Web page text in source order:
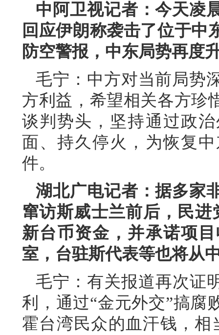
中阿卫视记者：今天凌
回应伊朗称袭击了位于中
防空警报，中东局势再度
毛宁：中方对当前局势
方利益，希望相关各方珍
谈判势头，坚持通过政
面、持久停火，为恢复
件。
湖北广电记者：据多家
窜访斯威士兰前后，民进
新台币资金，并承诺项
室，台驻斯代表等也将从
毛宁：有关报道再次证
利，通过“金元外交”搞腐
霍台湾民众的血汗钱，